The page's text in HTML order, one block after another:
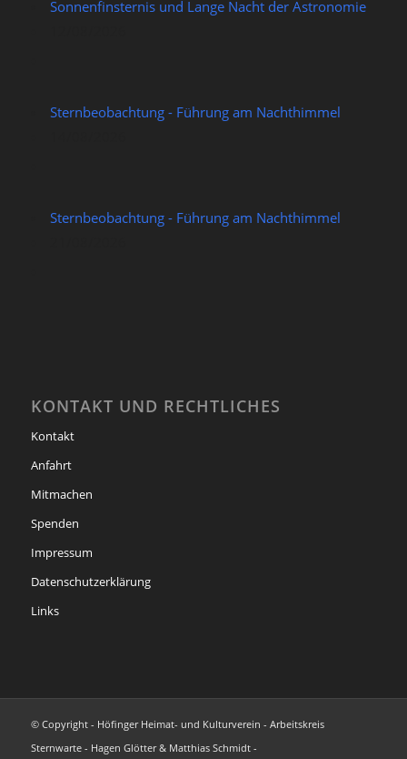
Sonnenfinsternis und Lange Nacht der Astronomie
Sternbeobachtung - Führung am Nachthimmel
Sternbeobachtung - Führung am Nachthimmel
KONTAKT UND RECHTLICHES
Kontakt
Anfahrt
Mitmachen
Spenden
Impressum
Datenschutzerklärung
Links
© Copyright - Höfinger Heimat- und Kulturverein - Arbeitskreis
Sternwarte - Hagen Glötter & Matthias Schmidt -